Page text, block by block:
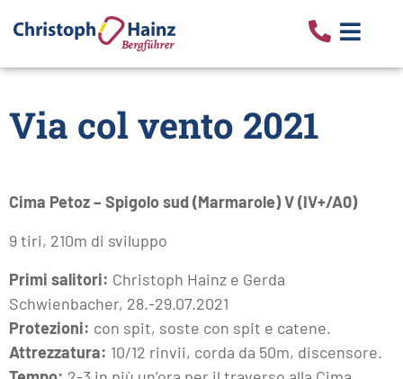
Via col vento 2021
Cima Petoz – Spigolo sud (Marmarole) V (IV+/A0)
9 tiri, 210m di sviluppo
Primi salitori: Christoph Hainz e Gerda
Schwienbacher, 28.-29.07.2021
Protezioni: con spit, soste con spit e catene.
Attrezzatura: 10/12 rinvii, corda da 50m, discensore.